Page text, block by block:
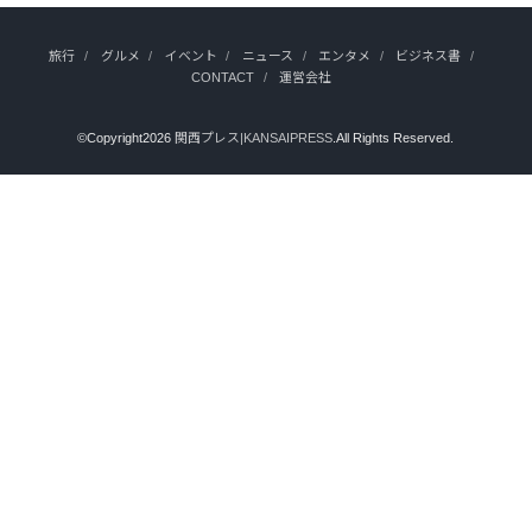
旅行 グルメ イベント ニュース エンタメ
ビジネス書
CONTACT
運営会社
©Copyright2026 関西プレス|KANSAIPRESS .All Rights Reserved.